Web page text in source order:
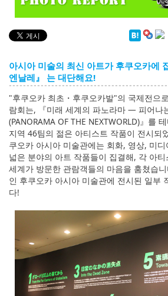
아시아 미술의 최신 아트가 후쿠오카에
엔날레』 는 대단해요!
"후쿠오카 최초・후쿠오카발"의 국제전으
람회는, 『미래 세계의 파노라마 ― 피어나
(PANORAMA OF THE NEXTWORLD)』를
지역 46팀의 젊은 아티스트 작품이 전시되
쿠오카 아시아 미술관에는 회화, 영상, 미
넓은 분야의 아트 작품들이 집결해, 각 아
세계가 방문한 관람객들의 마음을 훔쳤습
인 후쿠오카 아시아 미술관에 전시된 일부
다!